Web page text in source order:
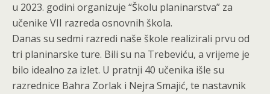
u 2023. godini organizuje “Školu planinarstva” za
učenike VII razreda osnovnih škola.
Danas su sedmi razredi naše škole realizirali prvu od
tri planinarske ture. Bili su na Trebeviću, a vrijeme je
bilo idealno za izlet. U pratnji 40 učenika išle su
razrednice Bahra Zorlak i Nejra Smajić, te nastavnik